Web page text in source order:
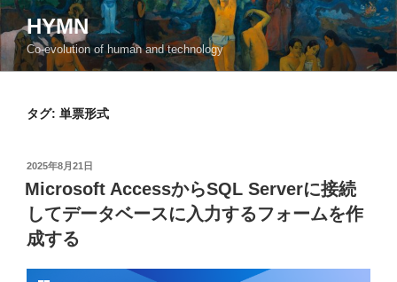
コ
ン
テ
ン
HYMN
Co-evolution of human and technology
タグ: 単票形式
投
稿
日:
2025年8月21日
Microsoft AccessからSQL Serverに接続
してデータベースに入力するフォームを作
成する